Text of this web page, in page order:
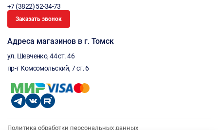
+7 (3822) 52-34-73
Заказать звонок
Адреса магазинов в г. Томск
ул. Шевченко, 44 ст. 46
пр-т Комсомольский, 7 ст. 6
Политика обработки персональных данных